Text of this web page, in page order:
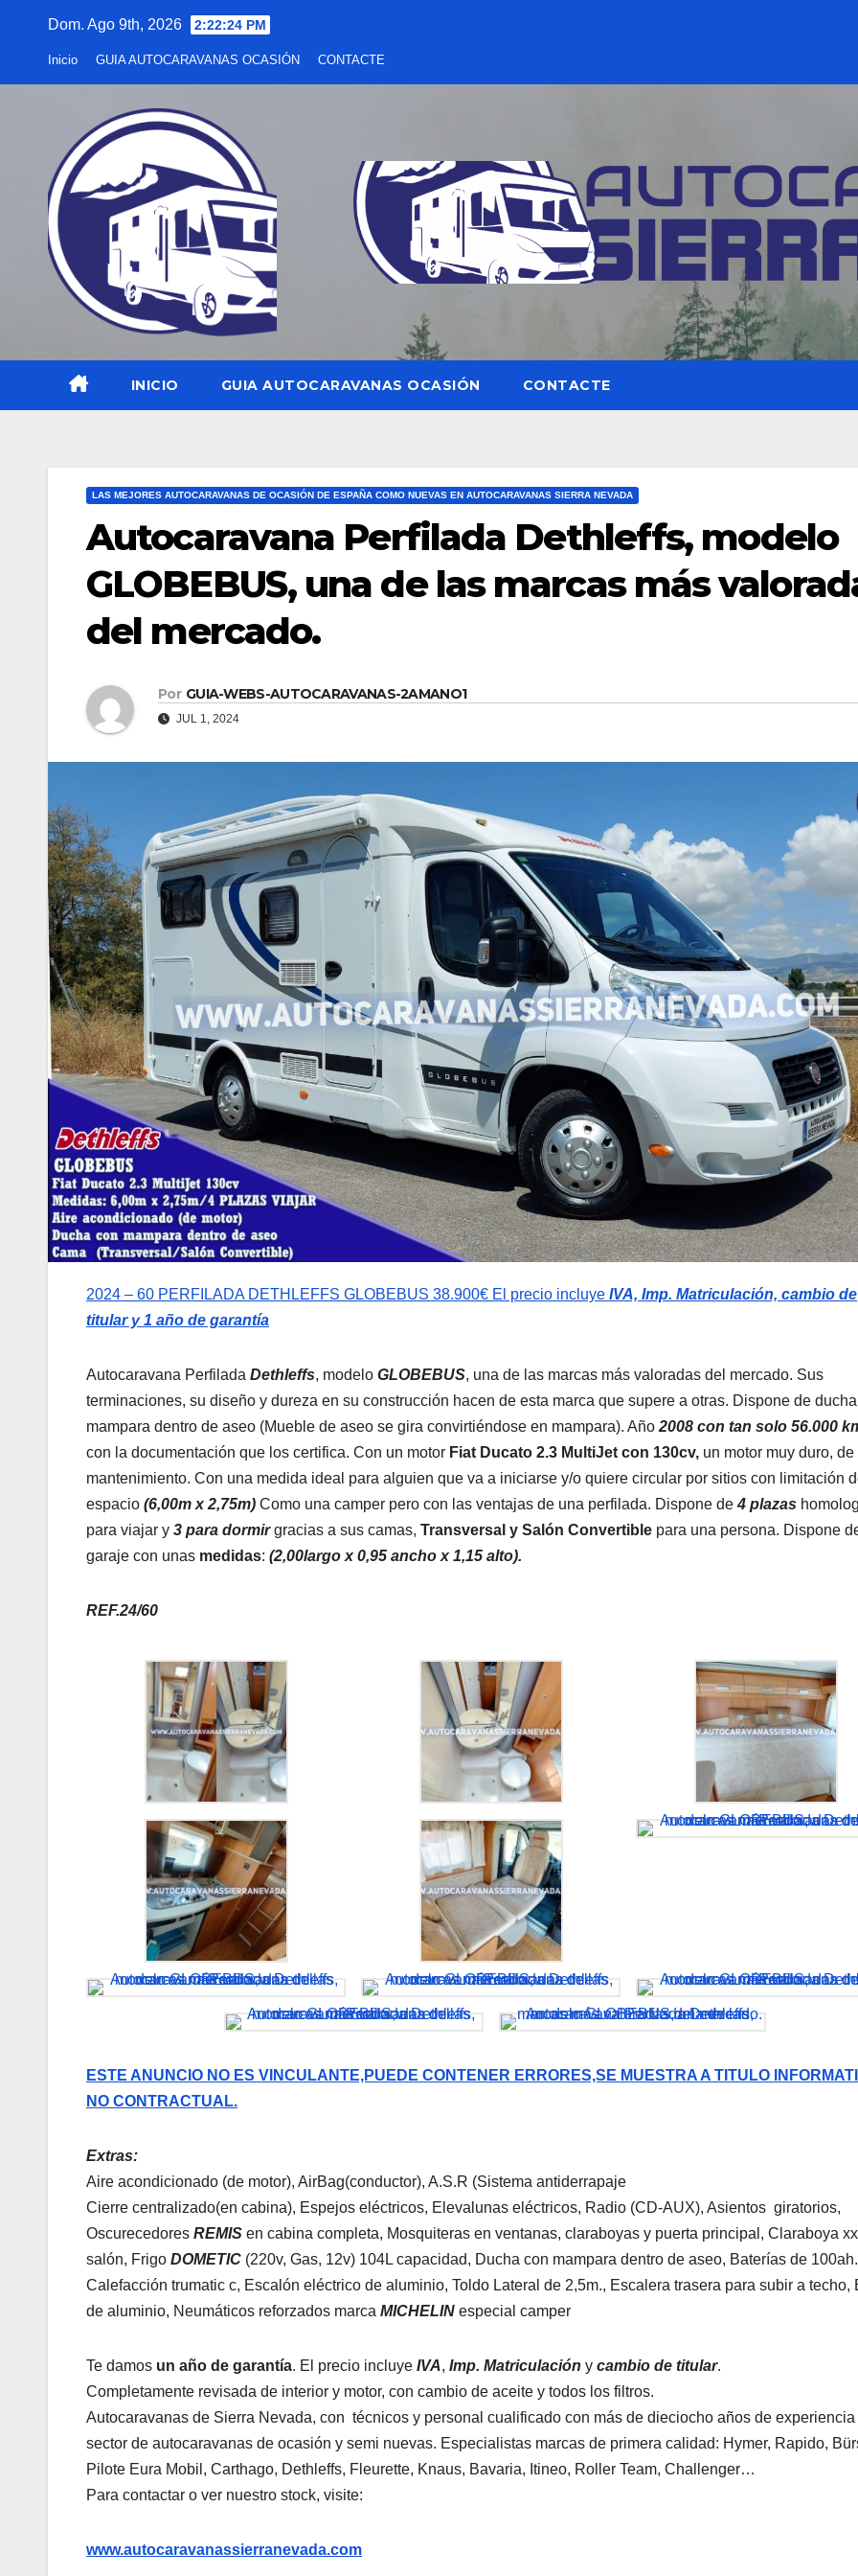
Dom. Ago 9th, 2026 2:22:26 PM
Inicio GUIA AUTOCARAVANAS OCASIÓN CONTACTE
INICIO GUIA AUTOCARAVANAS OCASIÓN CONTACTE
LAS MEJORES AUTOCARAVANAS DE OCASIÓN DE ESPAÑA COMO NUEVAS EN AUTOCARAVANAS SIERRA NEVADA
Autocaravana Perfilada Dethleffs, modelo
GLOBEBUS, una de las marcas más
del mercado.
Por GUIA-WEBS-AUTOCARAVANAS-2AMANO1
JUL 1, 2024
2024 – 60 PERFILADA DETHLEFFS GLOBEBUS 38.900€ El precio incluye IVA, Imp. Matriculación, cambio de
titular y 1 año de garantía
Autocaravana Perfilada Dethleffs, modelo GLOBEBUS, una de las marcas más valoradas del mercado. Sus
terminaciones, su diseño y dureza en su construcción hacen de esta marca que supere a otras. Dispone de
mampara dentro de aseo (Mueble de aseo se gira convirtiéndose en mampara). Año 2008 con tan solo 56.000
con la documentación que los certifica. Con un motor Fiat Ducato 2.3 MultiJet con 130cv, un motor muy duro, de
mantenimiento. Con una medida ideal para alguien que va a iniciarse y/o quiere circular por sitios con limitación
espacio (6,00m x 2,75m) Como una camper pero con las ventajas de una perfilada. Dispone de4 plazas
para viajar y 3 para dormirgracias a sus camas, Transversal y Salón Convertible para una persona. Dispone
garaje con unas medidas: (2,00largo x 0,95 ancho x 1,15 alto).
REF.24/60
ESTE ANUNCIO NO ES VINCULANTE,PUEDE CONTENER ERRORES,SE MUESTRA A TITULO
NO CONTRACTUAL.
Extras:
Aire acondicionado (de motor), AirBag(conductor), A.S.R (Sistema antiderrapaje
Cierre centralizado(en cabina), Espejos eléctricos, Elevalunas eléctricos, Radio (CD-AUX), Asientos giratorios,
Oscurecedores REMIS en cabina completa, Mosquiteras en ventanas, claraboyas y puerta principal, Claraboya
salón, Frigo DOMETIC (220v, Gas, 12v) 104L capacidad, Ducha con mampara dentro de aseo, Baterías de
Calefacción trumatic c, Escalón eléctrico de aluminio, Toldo Lateral de 2,5m., Escalera trasera para subir a techo,
de aluminio, Neumáticos reforzados marca MICHELIN especial camper
Te damos un año de garantía. El precio incluye IVA, Imp. Matriculación y cambio de titular.
Completamente revisada de interior y motor, con cambio de aceite y todos los filtros.
Autocaravanas de Sierra Nevada, con técnicos y personal cualificado con más de dieciocho años de
sector de autocaravanas de ocasión y semi nuevas. Especialistas marcas de primera calidad: Hymer, Rapido,
Pilote Eura Mobil, Carthago, Dethleffs, Fleurette, Knaus, Bavaria, Itineo, Roller Team, Challenger…
Para contactar o ver nuestro stock, visite:
www.autocaravanassierranevada.com